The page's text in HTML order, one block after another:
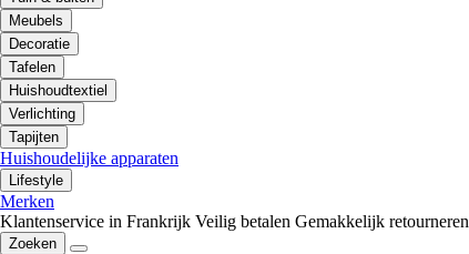
Meubels
Decoratie
Tafelen
Huishoudtextiel
Verlichting
Tapijten
Huishoudelijke apparaten
Lifestyle
Merken
Klantenservice in Frankrijk Veilig betalen Gemakkelijk retourneren
Zoeken